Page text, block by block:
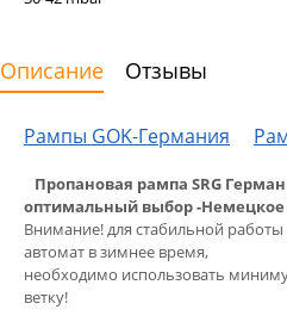
Описание Отзывы
Рампы GOK-Германия
Пропановая рампа SRG
оптимальный выбор -Немецкое
Внимание! для стабильной работы
автомат в зимнее время,
необходимо использовать
ветку!